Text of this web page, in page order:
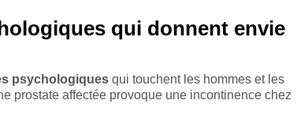
qui donnent envie
psychologiques qui touchent les hommes et les
prostate affectée provoque une incontinence chez